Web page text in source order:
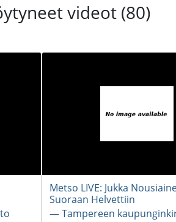
videot (80)
Metso LIVE: Jukka
Suoraan Helvettiin
― Tampereen